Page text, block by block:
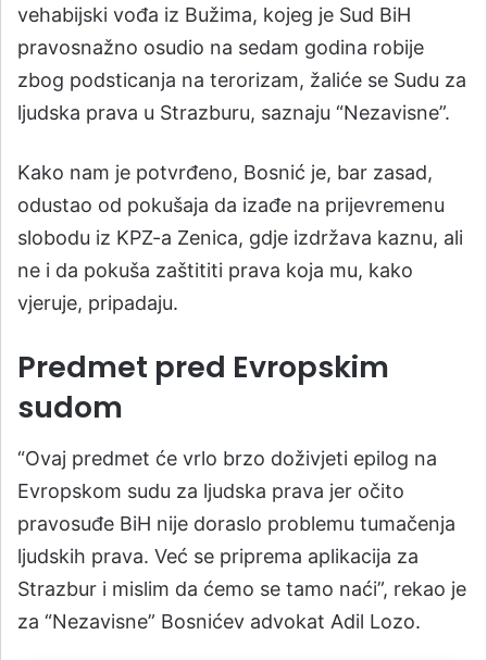
vehabijski vođa iz Bužima, kojeg je Sud BiH
pravosnažno osudio na sedam godina robije
zbog podsticanja na terorizam, žaliće se Sudu za
ljudska prava u Strazburu, saznaju “Nezavisne”.
Kako nam je potvrđeno, Bosnić je, bar zasad,
odustao od pokušaja da izađe na prijevremenu
slobodu iz KPZ-a Zenica, gdje izdržava kaznu, ali
ne i da pokuša zaštititi prava koja mu, kako
vjeruje, pripadaju.
Predmet pred Evropskim
sudom
“Ovaj predmet će vrlo brzo doživjeti epilog na
Evropskom sudu za ljudska prava jer očito
pravosuđe BiH nije doraslo problemu tumačenja
ljudskih prava. Već se priprema aplikacija za
Strazbur i mislim da ćemo se tamo naći”, rekao je
za “Nezavisne” Bosnićev advokat Adil Lozo.